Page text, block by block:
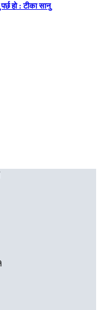
हो : टीका सानु